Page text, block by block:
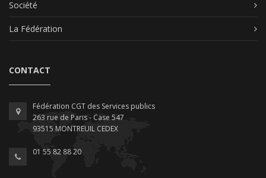
Société
La Fédération
CONTACT
Fédération CGT des Services publics
263 rue de Paris - Case 547
93515 MONTREUIL CEDEX
01 55 82 88 20